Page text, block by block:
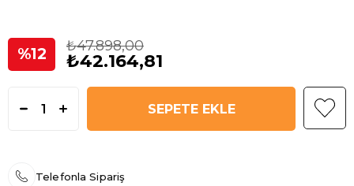
12 ₺47.898,00
₺42.164,81
Telefonla Sipariş